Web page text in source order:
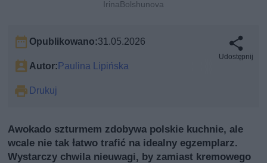
IrinaBolshunova
Opublikowano:31.05.2026
Autor:Paulina Lipińska
Drukuj
Udostępnij
Awokado szturmem zdobywa polskie kuchnie, ale
wcale nie tak łatwo trafić na idealny egzemplarz.
Wystarczy chwila nieuwagi, by zamiast kremowego